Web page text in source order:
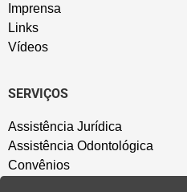
Imprensa
Links
Vídeos
SERVIÇOS
Assistência Jurídica
Assistência Odontológica
Convênios